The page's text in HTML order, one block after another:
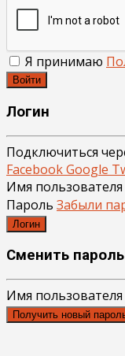
Я принимаю
Войти
Логин
Подключиться
FacebookGoogle
Имя пользователя
Пароль Забыли
Логин
Сменить пароль
Имя пользователя
Получить новый